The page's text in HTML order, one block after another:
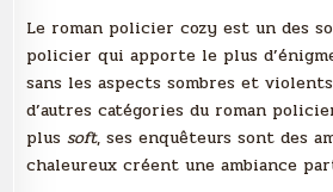
Le roman policier cozy est un des
policier qui apporte le plus
sans les aspects sombres et
d’autres catégories du roman
plussoft, ses enquêteurs sont des
chaleureux créent une ambiance